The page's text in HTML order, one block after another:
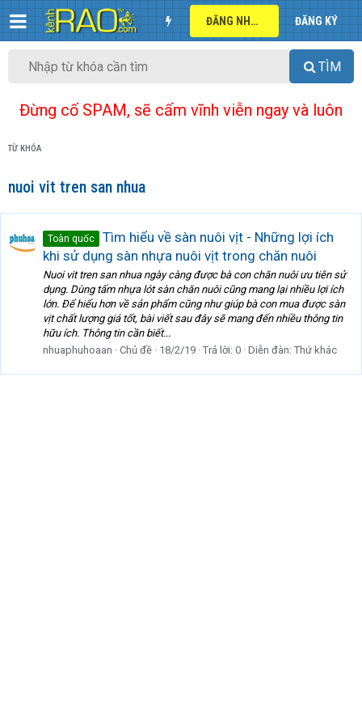
ĐĂNG NHẬP ĐĂNG KÝ
TÌM
Đừng cố SPAM, sẽ cấm vĩnh viễn ngay và luôn
TỪ KHÓA
nuoi vit tren san nhua
Toàn quốc
Tìm hiểu về sàn nuôi vịt - Những lợi ích
khi sử dụng sàn nhựa nuôi vịt trong chăn nuôi
Nuoi vit tren san nhua ngày càng được bà con chăn nuôi ưu tiên sử
dụng. Dùng tấm nhựa lót sàn chăn nuôi cũng mang lại nhiều lợi ích
lớn. Để hiểu hơn về sản phẩm cũng như giúp bà con mua được sàn
vịt chất lượng giá tốt, bài viết sau đây sẽ mang đến nhiều thông tin
hữu ích. Thông tin cần biết...
nhuaphuhoaan
Chủ đề 18/2/19 Trả lời: 0 Diễn đàn: Thứ khác